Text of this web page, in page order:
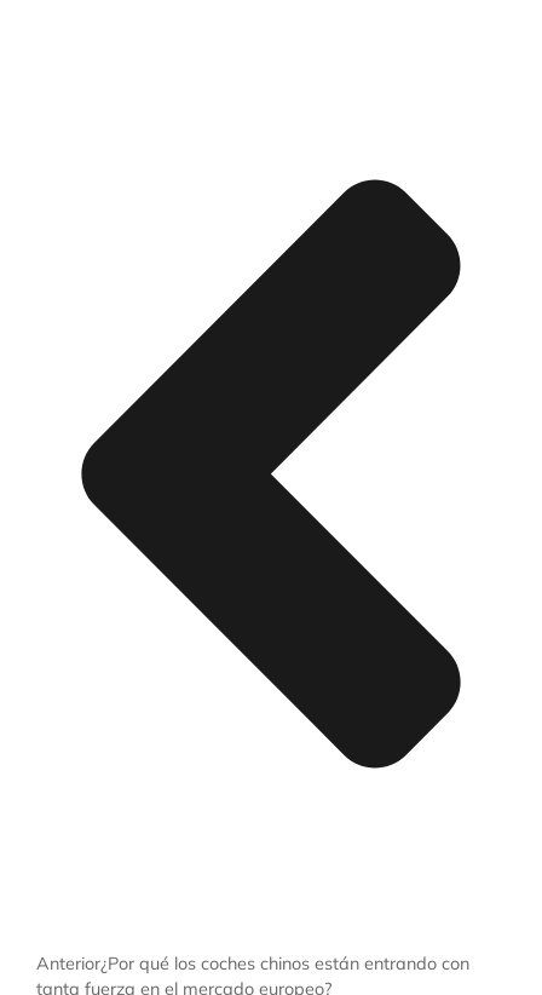
Anterior¿Por qué los coches chinos están entrando con
tanta fuerza en el mercado europeo?